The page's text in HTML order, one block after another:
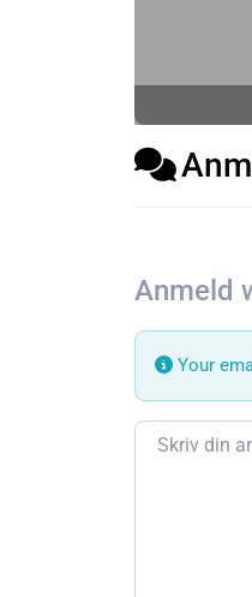
Anmeld
Your
Review text